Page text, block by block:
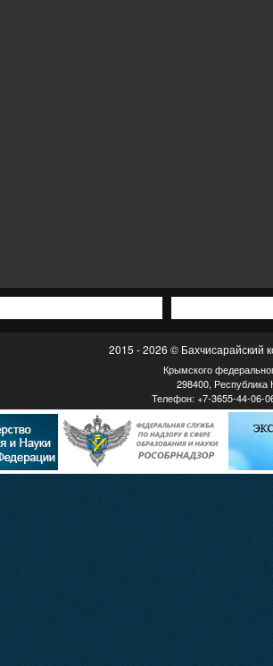
2015 - 2026 © Бахчисарайский
Крымского
298400, Республика
Телефон: +7-3655-44-06-